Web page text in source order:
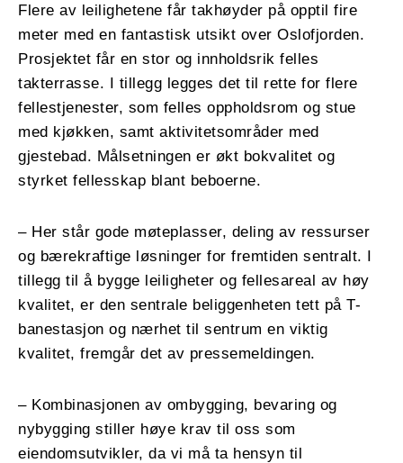
Flere av leilighetene får takhøyder på opptil fire
meter med en fantastisk utsikt over Oslofjorden.
Prosjektet får en stor og innholdsrik felles
takterrasse. I tillegg legges det til rette for flere
fellestjenester, som felles oppholdsrom og stue
med kjøkken, samt aktivitetsområder med
gjestebad. Målsetningen er økt bokvalitet og
styrket fellesskap blant beboerne.
– Her står gode møteplasser, deling av ressurser
og bærekraftige løsninger for fremtiden sentralt. I
tillegg til å bygge leiligheter og fellesareal av høy
kvalitet, er den sentrale beliggenheten tett på T-
banestasjon og nærhet til sentrum en viktig
kvalitet, fremgår det av pressemeldingen.
– Kombinasjonen av ombygging, bevaring og
nybygging stiller høye krav til oss som
eiendomsutvikler, da vi må ta hensyn til